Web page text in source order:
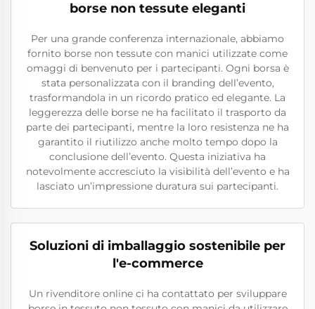
borse non tessute eleganti
Per una grande conferenza internazionale, abbiamo
fornito borse non tessute con manici utilizzate come
omaggi di benvenuto per i partecipanti. Ogni borsa è
stata personalizzata con il branding dell’evento,
trasformandola in un ricordo pratico ed elegante. La
leggerezza delle borse ne ha facilitato il trasporto da
parte dei partecipanti, mentre la loro resistenza ne ha
garantito il riutilizzo anche molto tempo dopo la
conclusione dell’evento. Questa iniziativa ha
notevolmente accresciuto la visibilità dell’evento e ha
lasciato un’impressione duratura sui partecipanti.
Soluzioni di imballaggio sostenibile per
l'e-commerce
Un rivenditore online ci ha contattato per sviluppare